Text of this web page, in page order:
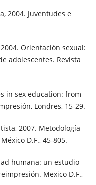
2004. Juventudes e
Orientación sexual:
adolescentes. Revista
in sex education: from
Londres, 15-29.
2007. Metodología
D.F., 45-805.
humana: un estudio
Mexico D.F.,